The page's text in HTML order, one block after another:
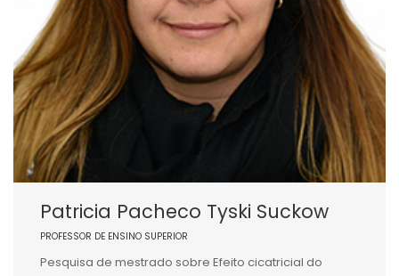
Patricia Pacheco Tyski Suckow
PROFESSOR DE ENSINO SUPERIOR
Pesquisa de mestrado sobre Efeito cicatricial do